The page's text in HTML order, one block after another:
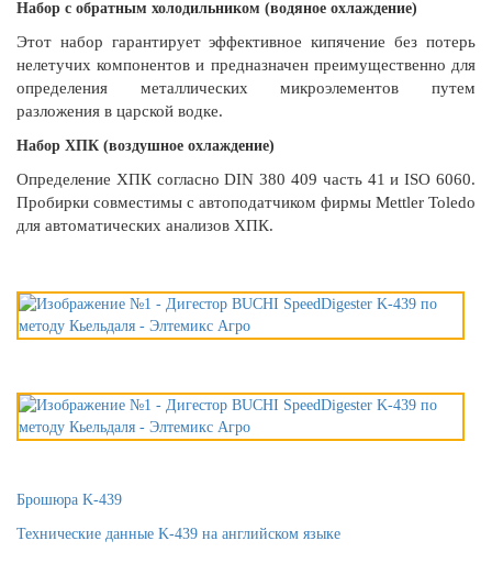
Набор с обратным холодильником (водяное охлаждение)
Этот набор гарантирует эффективное кипячение без потерь
нелетучих компонентов и предназначен преимущественно для
определения металлических микроэлементов путем
разложения в царской водке.
Набор ХПК (воздушное охлаждение)
Определение ХПК согласно DIN 380 409 часть 41 и ISO 6060.
Пробирки совместимы с автоподатчиком фирмы Mettler Toledo
для автоматических анализов ХПК.
Брошюра K-439
Технические данные K-439 на английском языке